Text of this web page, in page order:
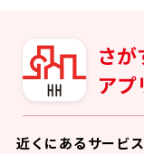
近くにあるサービ